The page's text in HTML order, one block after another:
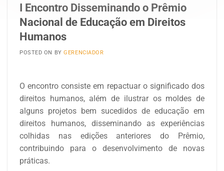
I Encontro Disseminando o Prêmio
Nacional de Educação em Direitos
Humanos
POSTED ON BYGERENCIADOR
O encontro consiste em repactuar o significado dos
direitos humanos, além de ilustrar os moldes de
alguns projetos bem sucedidos de educação em
direitos humanos, disseminando as experiências
colhidas nas edições anteriores do Prêmio,
contribuindo para o desenvolvimento de novas
práticas.